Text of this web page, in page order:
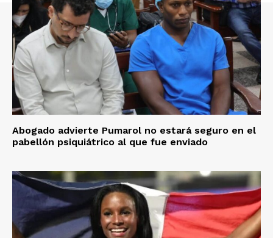
Abogado advierte Pumarol no estará seguro en el
pabellón psiquiátrico al que fue enviado